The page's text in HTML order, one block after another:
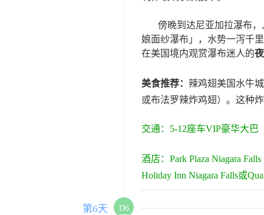
傍晚到达尼亚加拉瀑布
娘面纱瀑布」，水势一泻千
在美国境内观赏瀑布迷人的
美食推荐： 辣鸡翅美国水牛
或布法罗辣炸鸡翅）。这种
交通： 5-12座车VIP豪华大巴
酒店： Park Plaza Niagara Falls
Holiday Inn Niagara Falls或
第6天
D6